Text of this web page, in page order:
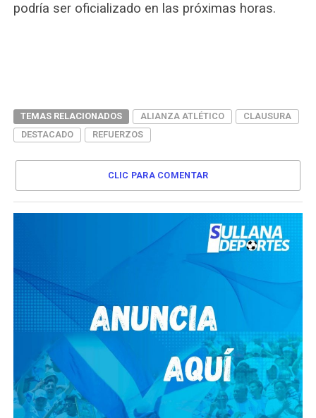
podría ser oficializado en las próximas horas.
TEMAS RELACIONADOS ALIANZA ATLÉTICO
CLAUSURA
DESTACADO
REFUERZOS
CLIC PARA COMENTAR